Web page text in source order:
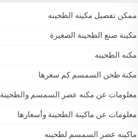
ممكن تفصيل مكينه الطحينه
مكينة صنع الطحينة الصغيرة
مكنه الطحينه
مكنة طحن السمسم كم سعرها
معلومات عن مكنه عصر السمسم والطحينة
معلومات عن ماكينة الطحينة وأسعارها
ماكينه عصر السمسم لطحينه